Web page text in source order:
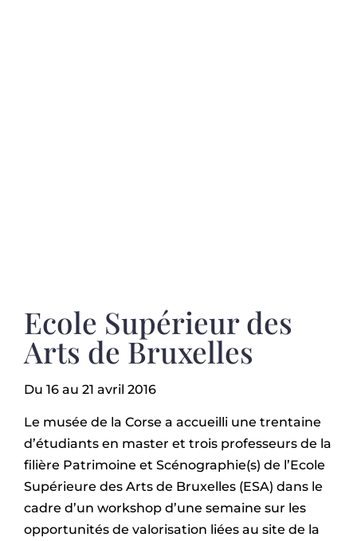
Ecole Supérieur des
Arts de Bruxelles
Du 16 au 21 avril 2016
Le musée de la Corse a accueilli une trentaine
d’étudiants en master et trois professeurs de la
filière Patrimoine et Scénographie(s) de l’Ecole
Supérieure des Arts de Bruxelles (ESA) dans le
cadre d’un workshop d’une semaine sur les
opportunités de valorisation liées au site de la